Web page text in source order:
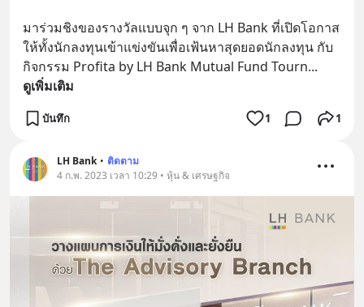
มาร่วมชิงของรางวัลแบบจุก ๆ จาก LH Bank ที่เปิดโอกาส
ให้ทั้งนักลงทุนเข้าแข่งขันเพื่อเฟ้นหาสุดยอดนักลงทุน กับ
กิจกรรม Profita by LH Bank Mutual Fund Tourn...
ดูเพิ่มเติม
บันทึก 1 1
LH Bank • ติดตาม
4 ก.พ. 2023 เวลา 10:29 • หุ้น & เศรษฐกิจ